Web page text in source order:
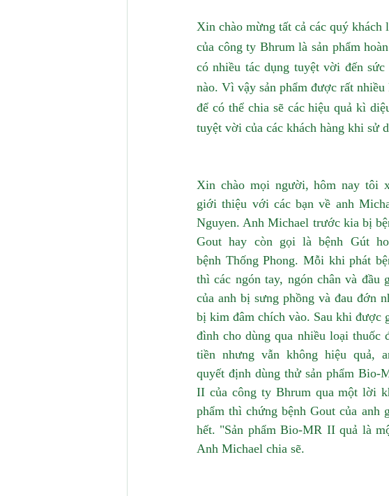
Xin chào mừng tất cả các quý
của công ty Bhrum là sản phẩm
có nhiều tác dụng tuyệt vời đến
nào. Vì vậy sản phẩm được rất
để có thể chia sẽ các hiệu quả kì
tuyệt vời của các khách hàng khi sử
Xin chào mọi người, hôm nay tôi
giới thiệu với các bạn về anh
Nguyen. Anh Michael trước kia bị
Gout hay còn gọi là bệnh Gút
bệnh Thống Phong. Mỗi khi phát
thì các ngón tay, ngón chân và đầu
của anh bị sưng phồng và đau đớn
bị kim đâm chích vào. Sau khi được
đình cho dùng qua nhiều loại thuốc
tiền nhưng vẫn không hiệu quả,
quyết định dùng thử sản phẩm Bio-
II của công ty Bhrum qua một lời
phẩm thì chứng bệnh Gout của anh
hết. "Sản phẩm Bio-MR II quả là
Anh Michael chia sẽ.